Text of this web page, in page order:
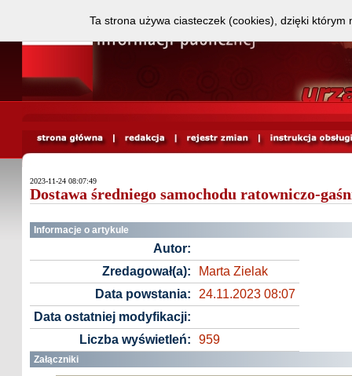
2023-11-24 08:07:49
Dostawa średniego samochodu ratowniczo-
Informacje o artykule
Autor:
Zredagował(a):
Marta Zielak
Data powstania:
24.11.2023 08:07
Data ostatniej modyfikacji:
Liczba wyświetleń:
959
Załączniki
Ta strona używa ciasteczek (cookies), dzięki którym